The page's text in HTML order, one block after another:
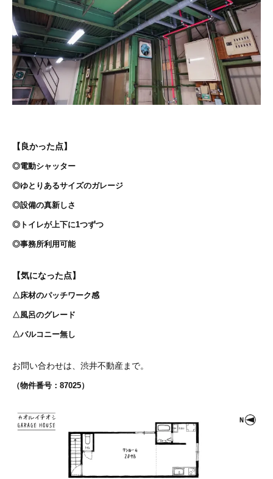
【良かった点】
◎電動シャッター
◎ゆとりあるサイズのガレージ
◎設備の真新しさ
◎トイレが上下に1つずつ
◎事務所利用可能
【気になった点】
△床材のパッチワーク感
△風呂のグレード
△バルコニー無し
お問い合わせは、渋井不動産まで。
（物件番号：87025）